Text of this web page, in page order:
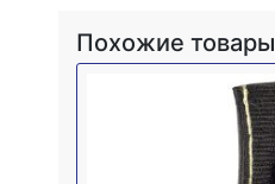
Похожие товары